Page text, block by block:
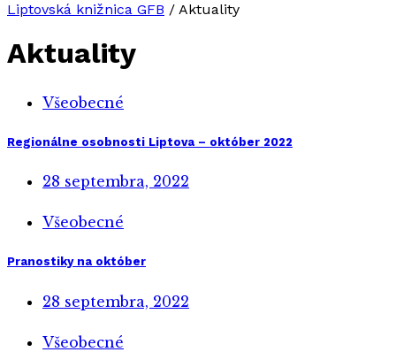
Liptovská knižnica GFB / Aktuality
Aktuality
Všeobecné
Regionálne osobnosti Liptova – október 2022
28 septembra, 2022
Všeobecné
Pranostiky na október
28 septembra, 2022
Všeobecné